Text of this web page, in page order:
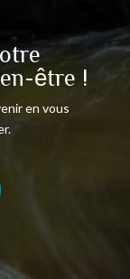
être !
en vous